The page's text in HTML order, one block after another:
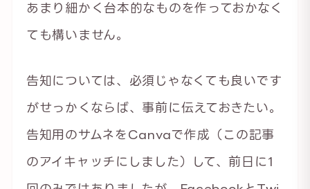
あまり細かく台本的なものを作っておかなく
ても構いません。
告知については、必須じゃなくても良いです
がせっかくならば、事前に伝えておきたい。
告知用のサムネをCanvaで作成（この記事
のアイキャッチにしました）して、前日に1